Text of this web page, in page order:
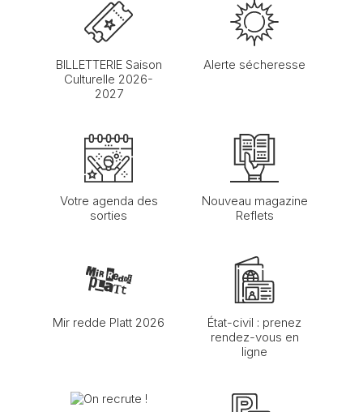
BILLETTERIE Saison
Culturelle 2026-
2027
Alerte sécheresse
Votre agenda des
sorties
Nouveau magazine
Reflets
Mir redde Platt 2026
État-civil : prenez
rendez-vous en
ligne